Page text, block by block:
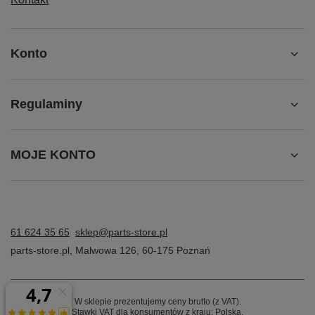
Konto
Regulaminy
MOJE KONTO
61 624 35 65 sklep@parts-store.pl
parts-store.pl
Malwowa 126 60-175 Poznań
W sklepie prezentujemy ceny brutto (z VAT).
Stawki VAT dla konsumentów z kraju: Polska.